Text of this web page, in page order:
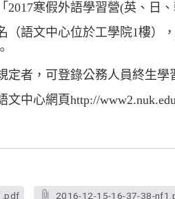
2017寒假外語學習營(英、日
（語文中心位於工學院1樓）
定者，可登錄公務人員終生
中心網頁http://
2016-12-15-16-37-38-